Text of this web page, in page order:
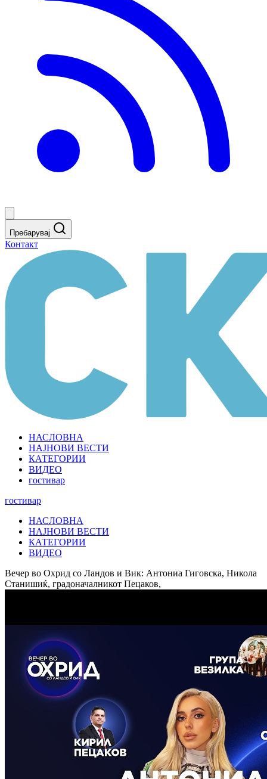
Пребарувај
Контакт
НАСЛОВНА
НАЈНОВИ ВЕСТИ
КАТЕГОРИИ
ВИДЕО
гостивар
гостивар
НАСЛОВНА
НАЈНОВИ ВЕСТИ
КАТЕГОРИИ
ВИДЕО
Вечер во Охрид со Ландов и Вик: Антониа Гиговска, Никола
Станишиќ, градоначалникот Пецаков,